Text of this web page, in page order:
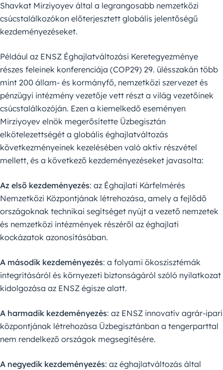
Shavkat Mirziyoyev által a legrangosabb nemzetközi
csúcstalálkozókon előterjesztett globális jelentőségű
kezdeményezéseket.
Például az ENSZ Éghajlatváltozási Keretegyezménye
részes feleinek konferenciája (COP29) 29. ülésszakán több
mint 200 állam- és kormányfő, nemzetközi szervezet és
pénzügyi intézmény vezetője vett részt a világ vezetőinek
csúcstalálkozóján. Ezen a kiemelkedő eseményen
Mirziyoyev elnök megerősítette Üzbegisztán
elkötelezettségét a globális éghajlatváltozás
következményeinek kezelésében való aktív részvétel
mellett, és a következő kezdeményezéseket javasolta:
Az első kezdeményezés: az Éghajlati Kárfelmérés
Nemzetközi Központjának létrehozása, amely a fejlődő
országoknak technikai segítséget nyújt a vezető nemzetek
és nemzetközi intézmények részéről az éghajlati
kockázatok azonosításában.
A második kezdeményezés: a folyami ökoszisztémák
integritásáról és környezeti biztonságáról szóló nyilatkozat
kidolgozása az ENSZ égisze alatt.
A harmadik kezdeményezés: az ENSZ innovatív agrár-ipari
központjának létrehozása Üzbegisztánban a tengerparttal
nem rendelkező országok megsegítésére.
A negyedik kezdeményezés: az éghajlatváltozás által